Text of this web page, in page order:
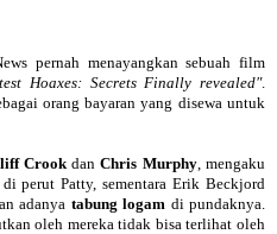
pernah menayangkan sebuah film
Hoaxes: Secrets Finally revealed".
orang bayaran yang disewa untuk
CrookdanChris Murphy, mengaku
di perut Patty, sementara Erik Beckjord
adanya tabung logam di pundaknya.
oleh mereka tidak bisa terlihat oleh